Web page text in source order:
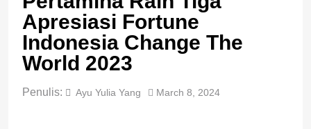
Apresiasi Fortune
Indonesia Change The
World 2023
Penulis: Ayu Yulia Yang March 8, 2024